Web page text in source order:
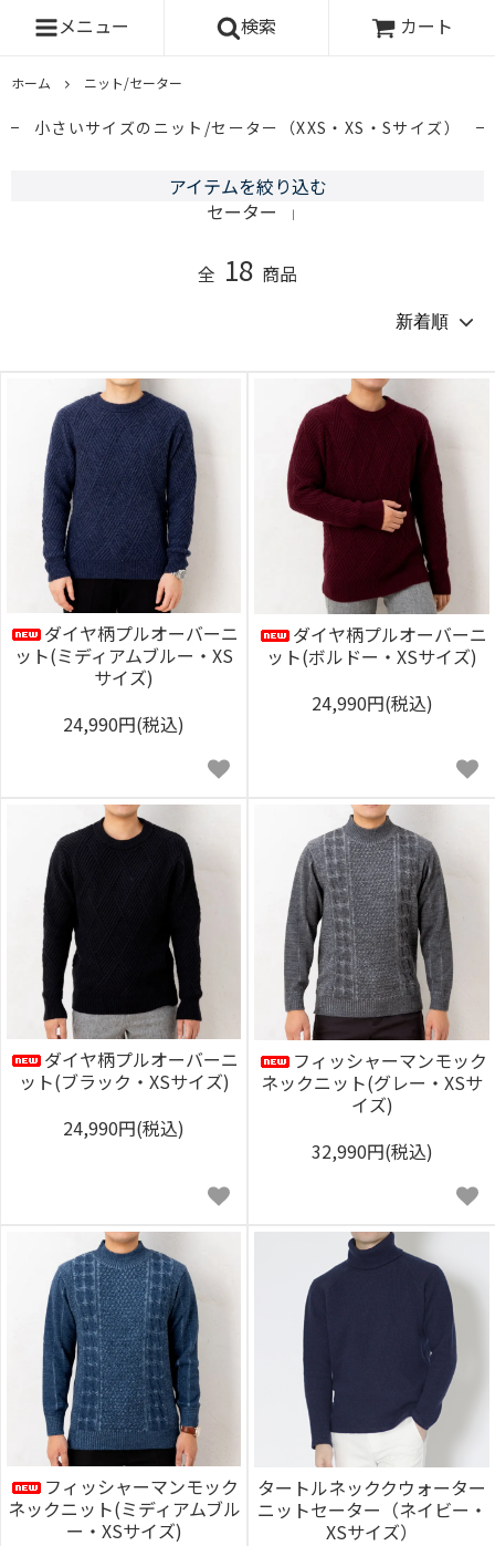
メニュー 検索 カート
ホーム ニット/セーター
小さいサイズのニット/セーター（XXS・XS・Sサイズ）
アイテムを絞り込む
セーター
｜
全 18 商品
ダイヤ柄プルオーバーニ
ット(ミディアムブルー・XS
サイズ)
24,990円(税込)
ダイヤ柄プルオーバーニ
ット(ボルドー・XSサイズ)
24,990円(税込)
ダイヤ柄プルオーバーニ
ット(ブラック・XSサイズ)
24,990円(税込)
フィッシャーマンモック
ネックニット(グレー・XSサ
イズ)
32,990円(税込)
フィッシャーマンモック
ネックニット(ミディアムブル
ー・XSサイズ)
タートルネッククウォーター
ニットセーター（ネイビー・
XSサイズ）